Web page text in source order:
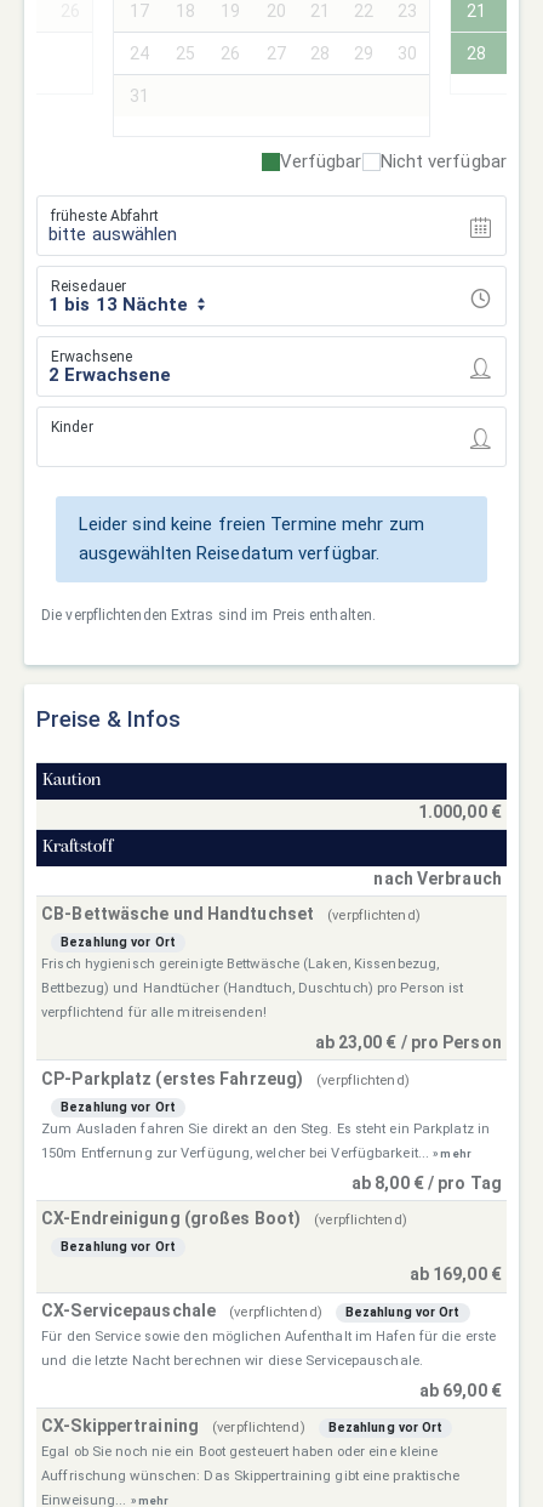
17 18 19 20 21 22 23
24 25 26 27 28 29 30
31
21
28
Verfügbar Nicht verfügbar
früheste Abfahrt
bitte auswählen
Reisedauer
1 bis 13 Nächte
Erwachsene
Kinder
Leider sind keine freien Termine mehr zum
ausgewählten Reisedatum verfügbar.
Die verpflichtenden Extras sind im Preis enthalten.
Preise & Infos
Kaution
1.000,00 €
Kraftstoff
nach Verbrauch
CB-Bettwäsche und Handtuchset
(verpflichtend)
Bezahlung vor Ort
Frisch hygienisch gereinigte Bettwäsche (Laken, Kissenbezug,
Bettbezug) und Handtücher (Handtuch, Duschtuch) pro Person ist
verpflichtend für alle mitreisenden!
ab 23,00 € / pro Person
CP-Parkplatz (erstes Fahrzeug)
(verpflichtend)
Bezahlung vor Ort
Zum Ausladen fahren Sie direkt an den Steg. Es steht ein Parkplatz in
150m Entfernung zur Verfügung, welcher bei Verfügbarkeit...» mehr
ab 8,00 € / pro Tag
CX-Endreinigung (großes Boot)
(verpflichtend)
Bezahlung vor Ort
ab 169,00 €
CX-Servicepauschale
(verpflichtend)
Bezahlung vor Ort
Für den Service sowie den möglichen Aufenthalt im Hafen für die erste
und die letzte Nacht berechnen wir diese Servicepauschale.
ab 69,00 €
CX-Skippertraining
(verpflichtend)
Bezahlung vor Ort
Egal ob Sie noch nie ein Boot gesteuert haben oder eine kleine
Auffrischung wünschen: Das Skippertraining gibt eine praktische
Einweisung... » mehr